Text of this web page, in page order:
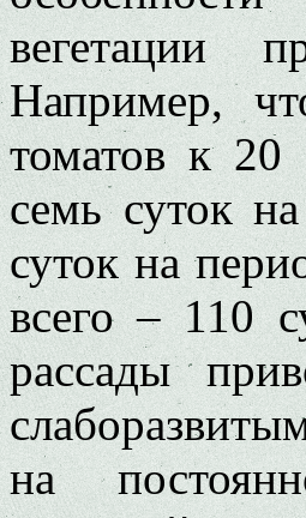
вегетации
Например,
томатов к 20
семь суток
суток на
всего – 110
рассады
на